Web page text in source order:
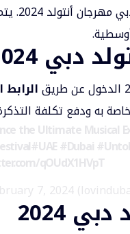
سيقام
دبي 2024
به ودفع تكلفة
the Ultimate Musical
#UAE#Dubai
qOUdX1HVpT
7, 2024
2024